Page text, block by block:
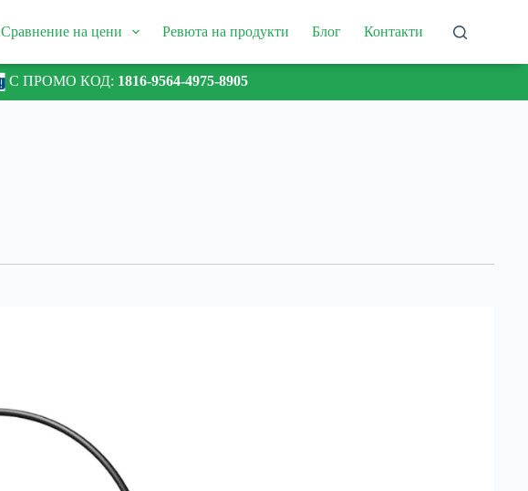
Сравнение на цени Ревюта на продукти Блог Контакти
С ПРОМО КОД: 1816-9564-4975-8905